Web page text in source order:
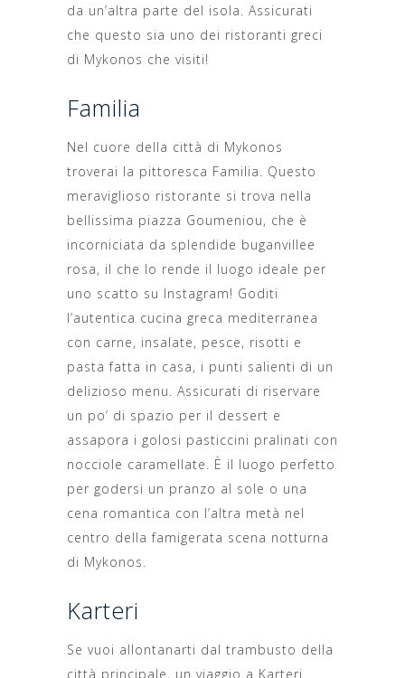
da un’altra parte del isola. Assicurati
che questo sia uno dei ristoranti greci
di Mykonos che visiti!
Familia
Nel cuore della città di Mykonos
troverai la pittoresca Familia. Questo
meraviglioso ristorante si trova nella
bellissima piazza Goumeniou, che è
incorniciata da splendide buganvillee
rosa, il che lo rende il luogo ideale per
uno scatto su Instagram! Goditi
l’autentica cucina greca mediterranea
con carne, insalate, pesce, risotti e
pasta fatta in casa, i punti salienti di un
delizioso menu. Assicurati di riservare
un po’ di spazio per il dessert e
assapora i golosi pasticcini pralinati con
nocciole caramellate. È il luogo perfetto
per godersi un pranzo al sole o una
cena romantica con l’altra metà nel
centro della famigerata scena notturna
di Mykonos.
Karteri
Se vuoi allontanarti dal trambusto della
città principale, un viaggio a Karteri